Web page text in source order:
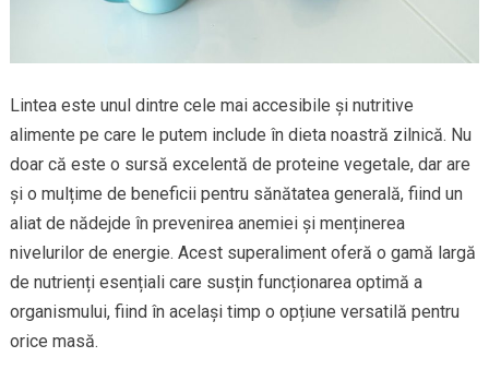
Lintea este unul dintre cele mai accesibile și nutritive
alimente pe care le putem include în dieta noastră zilnică. Nu
doar că este o sursă excelentă de proteine vegetale, dar are
și o mulțime de beneficii pentru sănătatea generală, fiind un
aliat de nădejde în prevenirea anemiei și menținerea
nivelurilor de energie. Acest superaliment oferă o gamă largă
de nutrienți esențiali care susțin funcționarea optimă a
organismului, fiind în același timp o opțiune versatilă pentru
orice masă.